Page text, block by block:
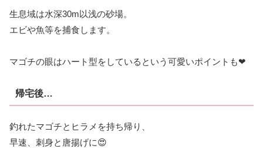
生息域は水深30m以浅の砂場。
エビや魚等を捕食します。
マゴチの眼はハート型をしているという可愛いポイントも❤︎
帰宅後…
釣れたマゴチとヒラメを持ち帰り、
早速、刺身と唐揚げに😍